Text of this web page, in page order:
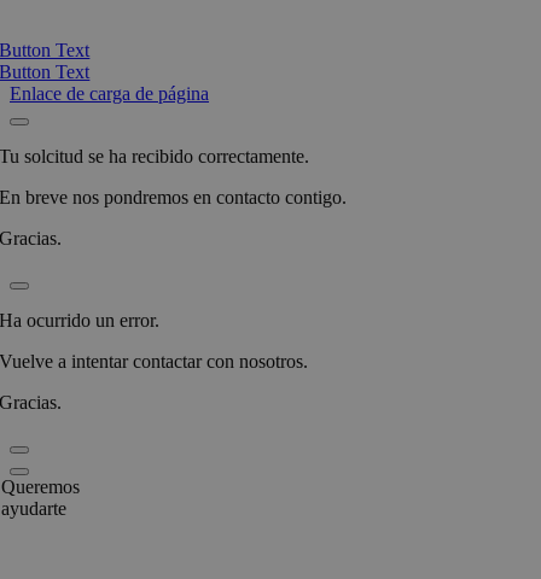
Button Text
Button Text
Enlace de carga de página
Tu solcitud se ha recibido correctamente.
En breve nos pondremos en contacto contigo.
Gracias.
Ha ocurrido un error.
Vuelve a intentar contactar con nosotros.
Gracias.
Queremos
ayudarte